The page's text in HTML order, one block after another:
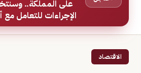
على المملكة..
الإجراءات للتعامل
الاقتصاد